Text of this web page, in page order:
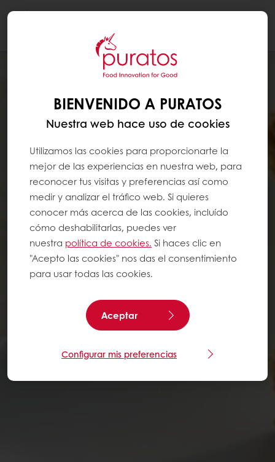
BIENVENIDO A PURATOS
Nuestra web hace uso de cookies
Utilizamos las cookies para proporcionarte la
mejor de las experiencias en nuestra web, para
reconocer tus visitas y preferencias así como
medir y analizar el tráfico web. Si quieres
conocer más acerca de las cookies, incluído
cómo deshabilitarlas, puedes ver
nuestra política de cookies. Si haces clic en
"Acepto las cookies" nos das el consentimiento
para usar todas las cookies.
Aceptar
Configurar mis preferencias